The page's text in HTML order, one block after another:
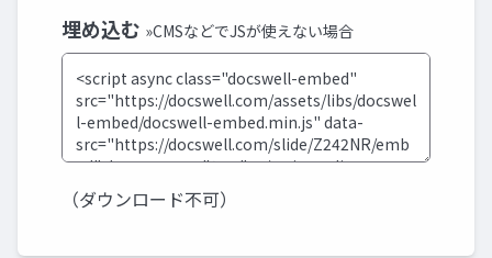
埋め込む »CMSなどでJSが使えない場合
（ダウンロード不可）